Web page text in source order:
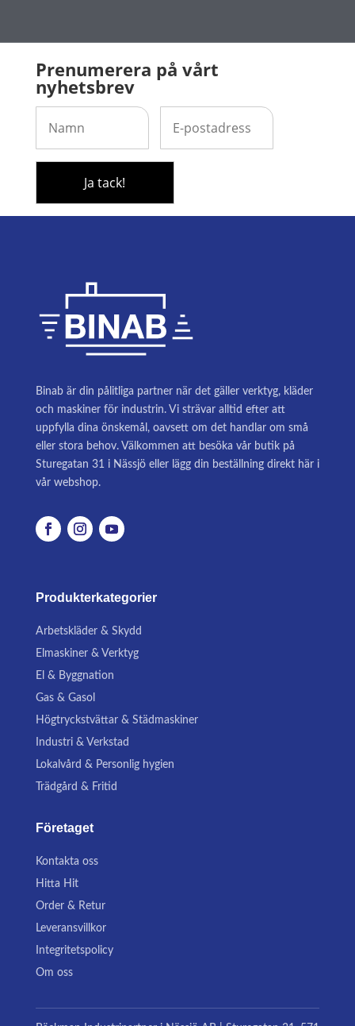
Prenumerera på vårt
nyhetsbrev
Binab är din pålitliga partner när det gäller verktyg, kläder
och maskiner för industrin. Vi strävar alltid efter att
uppfylla dina önskemål, oavsett om det handlar om små
eller stora behov. Välkommen att besöka vår butik på
Sturegatan 31 i Nässjö eller lägg din beställning direkt här i
vår webshop.
Produkterkategorier
Arbetskläder & Skydd
Elmaskiner & Verktyg
El & Byggnation
Gas & Gasol
Högtryckstvättar & Städmaskiner
Industri & Verkstad
Lokalvård & Personlig hygien
Trädgård & Fritid
Företaget
Kontakta oss
Hitta Hit
Order & Retur
Leveransvillkor
Integritetspolicy
Om oss